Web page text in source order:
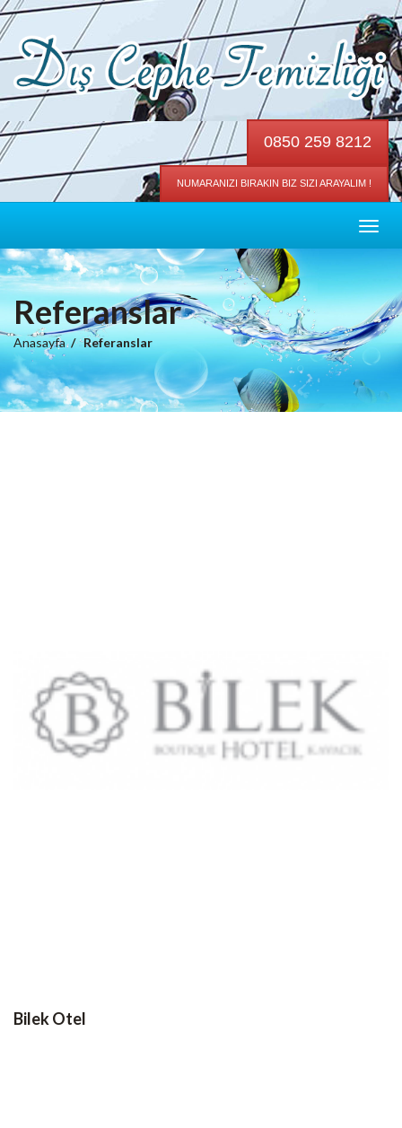
0850 259 8212
NUMARANIZI BIRAKIN BIZ SIZI ARAYALIM !
Referanslar
Anasayfa Referanslar
Bilek Otel